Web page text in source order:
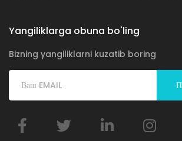
Yangiliklarga obuna bo'ling
Bizning yangiliklarni kuzatib boring